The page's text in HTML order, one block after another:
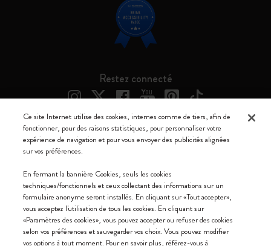
Restez connecté
Nous acceptons
Moleskine ® est une marque enregistrée de Moleskine Srl a socio unico
Italia - P. IVA / CCIAA n. 07234480965 - REA MI 1945400 - Cap.
Soc. €2.181.513,42
Ce site Internet utilise des cookies, internes comme de tiers, afin de
fonctionner, pour des raisons statistiques, pour personnaliser votre
expérience de navigation et pour vous envoyer des publicités alignées
sur vos préférences.
En fermant la bannière Cookies, seuls les cookies
techniques/fonctionnels et ceux collectant des informations sur un
formulaire anonyme seront installés. En cliquant sur «Tout accepter»,
vous acceptez l'utilisation de tous les cookies. En cliquant sur
«Paramètres des cookies», vous pouvez accepter ou refuser des cookies
selon vos préférences et sauvegarder vos choix. Vous pouvez modifier
vos options à tout moment. Pour en savoir plus, référez-vous à